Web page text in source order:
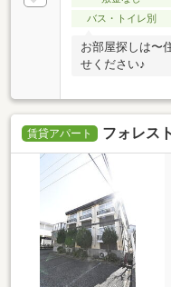
バス・トイレ別
お部屋探しは〜
せください♪
賃貸アパート フォレス